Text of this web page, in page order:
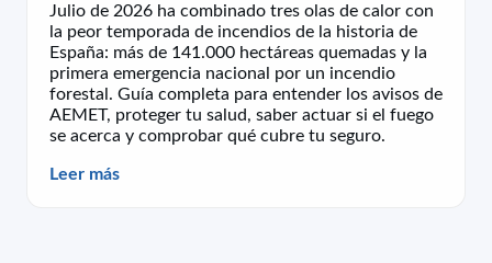
Julio de 2026 ha combinado tres olas de calor con
la peor temporada de incendios de la historia de
España: más de 141.000 hectáreas quemadas y la
primera emergencia nacional por un incendio
forestal. Guía completa para entender los avisos de
AEMET, proteger tu salud, saber actuar si el fuego
se acerca y comprobar qué cubre tu seguro.
Leer más